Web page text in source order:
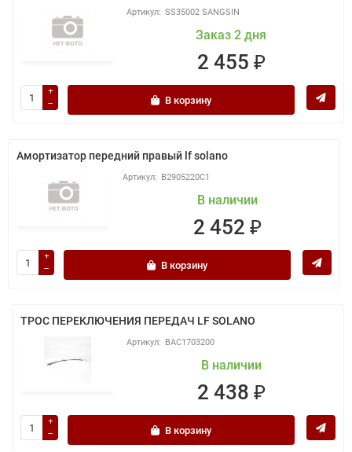
SS35002 SANGSIN
Заказ 2 дня
2 455 ₽
В корзину
Амортизатор передний правый lf solano
B2905220C1
В наличии
2 452 ₽
В корзину
ТРОС ПЕРЕКЛЮЧЕНИЯ ПЕРЕДАЧ LF SOLANO
BAC1703200
В наличии
2 438 ₽
В корзину